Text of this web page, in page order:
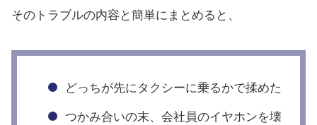
そのトラブルの内容と簡単にまとめると、
どっちが先にタクシーに乗るかで揉めた
つかみ合いの末、会社員のイヤホンを壊